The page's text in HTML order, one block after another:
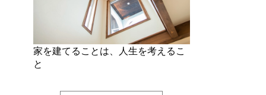
家を建てることは、人生を考えるこ
と